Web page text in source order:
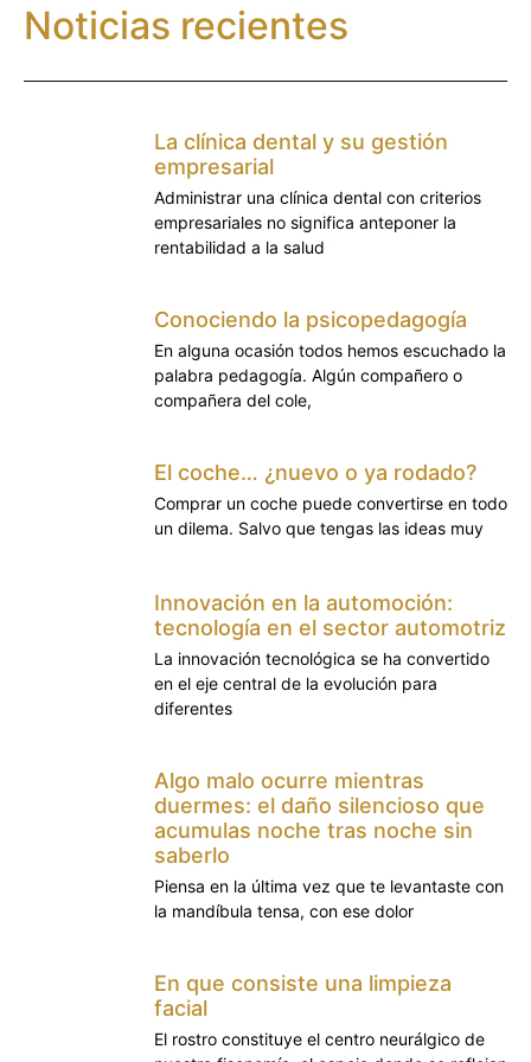
Noticias recientes
La clínica dental y su gestión
empresarial
Administrar una clínica dental con criterios
empresariales no significa anteponer la
rentabilidad a la salud
Conociendo la psicopedagogía
En alguna ocasión todos hemos escuchado la
palabra pedagogía. Algún compañero o
compañera del cole,
El coche… ¿nuevo o ya rodado?
Comprar un coche puede convertirse en todo
un dilema. Salvo que tengas las ideas muy
Innovación en la automoción:
tecnología en el sector automotriz
La innovación tecnológica se ha convertido
en el eje central de la evolución para
diferentes
Algo malo ocurre mientras
duermes: el daño silencioso que
acumulas noche tras noche sin
saberlo
Piensa en la última vez que te levantaste con
la mandíbula tensa, con ese dolor
En que consiste una limpieza
facial
El rostro constituye el centro neurálgico de